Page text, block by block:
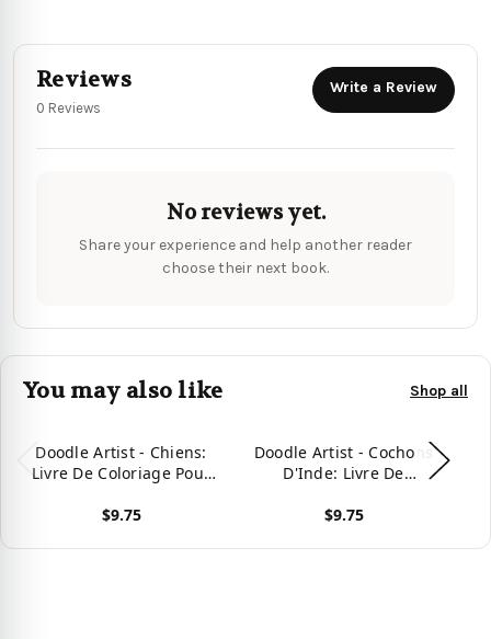
Reviews
0 Reviews
Write a Review
No reviews yet.
Share your experience and help another reader
choose their next book.
You may also like Shop all
Doodle Artist - Chiens:
Livre De Coloriage Pour
$9.75
Doodle Artist - Cochons
D'Inde: Livre De
(French Edition)
$9.75